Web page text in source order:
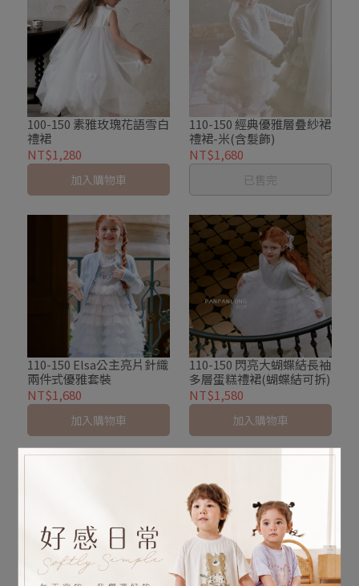
100-150 素雅玫瑰花語雪白
禮裙
NT$1,280
加入購物車
110-150 經典優雅層疊紗裙
禮裙-米(含髮飾)
NT$1,680
已售完
110-150 Elsa公主亮片針織
兩件式優雅套裝
NT$1,680
加入購物車
110-150 閃亮大蝴蝶結長袖
多層蛋糕禮裙(蝴蝶結可拆)
NT$1,580
加入購物車